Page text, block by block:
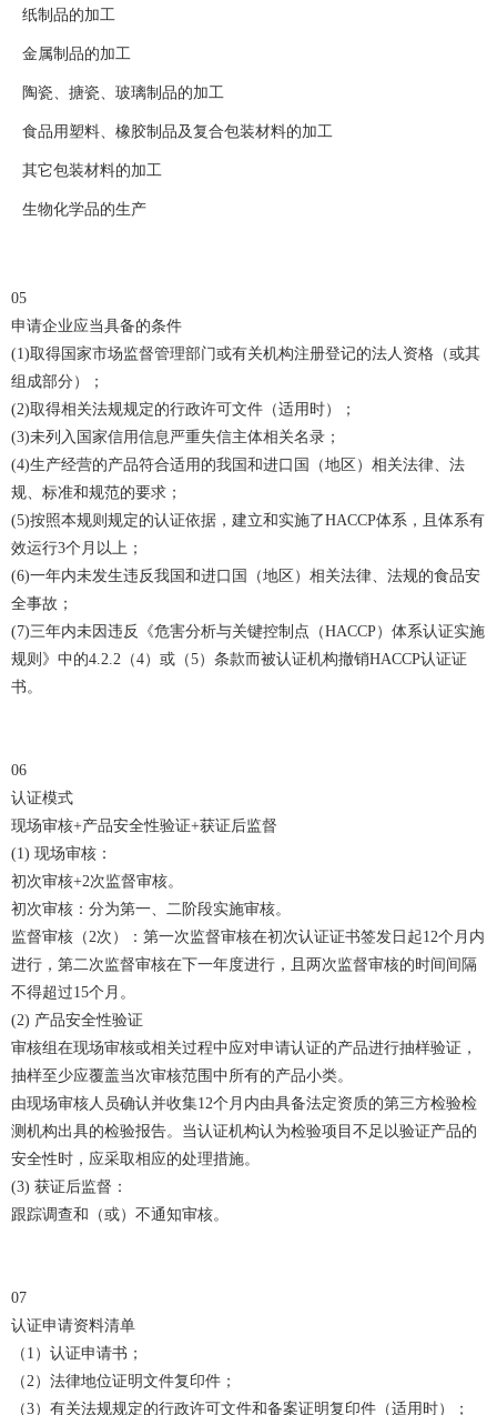
纸制品的加工
金属制品的加工
陶瓷、搪瓷、玻璃制品的加工
食品用塑料、橡胶制品及复合包装材料的加工
其它包装材料的加工
生物化学品的生产
05
申请企业应当具备的条件
(1)取得国家市场监督管理部门或有关机构注册登记的法人资格（或其
组成部分）；
(2)取得相关法规规定的行政许可文件（适用时）；
(3)未列入国家信用信息严重失信主体相关名录；
(4)生产经营的产品符合适用的我国和进口国（地区）相关法律、法
规、标准和规范的要求；
(5)按照本规则规定的认证依据，建立和实施了HACCP体系，且体系有
效运行3个月以上；
(6)一年内未发生违反我国和进口国（地区）相关法律、法规的食品安
全事故；
(7)三年内未因违反《危害分析与关键控制点（HACCP）体系认证实施
规则》中的4.2.2（4）或（5）条款而被认证机构撤销HACCP认证证
书。
06
认证模式
现场审核+产品安全性验证+获证后监督
(1) 现场审核：
初次审核+2次监督审核。
初次审核：分为第一、二阶段实施审核。
监督审核（2次）：第一次监督审核在初次认证证书签发日起12个月内
进行，第二次监督审核在下一年度进行，且两次监督审核的时间间隔
不得超过15个月。
(2) 产品安全性验证
审核组在现场审核或相关过程中应对申请认证的产品进行抽样验证，
抽样至少应覆盖当次审核范围中所有的产品小类。
由现场审核人员确认并收集12个月内由具备法定资质的第三方检验检
测机构出具的检验报告。当认证机构认为检验项目不足以验证产品的
安全性时，应采取相应的处理措施。
(3) 获证后监督：
跟踪调查和（或）不通知审核。
07
认证申请资料清单
（1）认证申请书；
（2）法律地位证明文件复印件；
（3）有关法规规定的行政许可文件和备案证明复印件（适用时）；